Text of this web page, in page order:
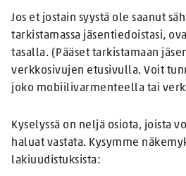
Jos et jostain syystä ole saanut
tarkistamassa jäsentiedoistasi,
tasalla. (Pääset tarkistamaan
verkkosivujen etusivulla. Voit
joko mobiilivarmenteella tai
Kyselyssä on neljä osiota, joista
haluat vastata. Kysymme
lakiuudistuksista: